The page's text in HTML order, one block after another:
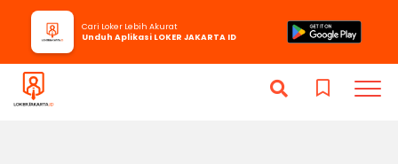
Cari Loker Lebih Akurat
Unduh Aplikasi LOKER JAKARTA ID